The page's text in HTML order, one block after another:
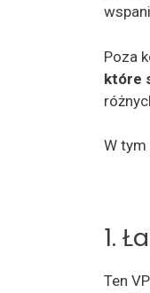
Poza
które
W tym
1.
Ten